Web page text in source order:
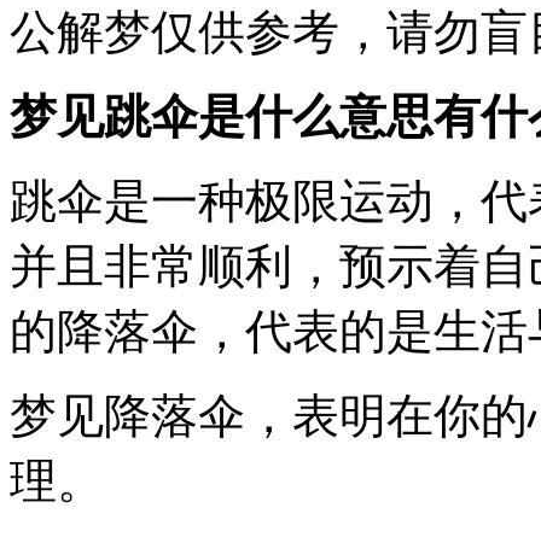
公解梦仅供参考，请勿盲
梦见跳伞是什么意思有什
跳伞是一种极限运动，
并且非常顺利，预示着
的降落伞，代表的是生
梦见降落伞，表明在你
理。